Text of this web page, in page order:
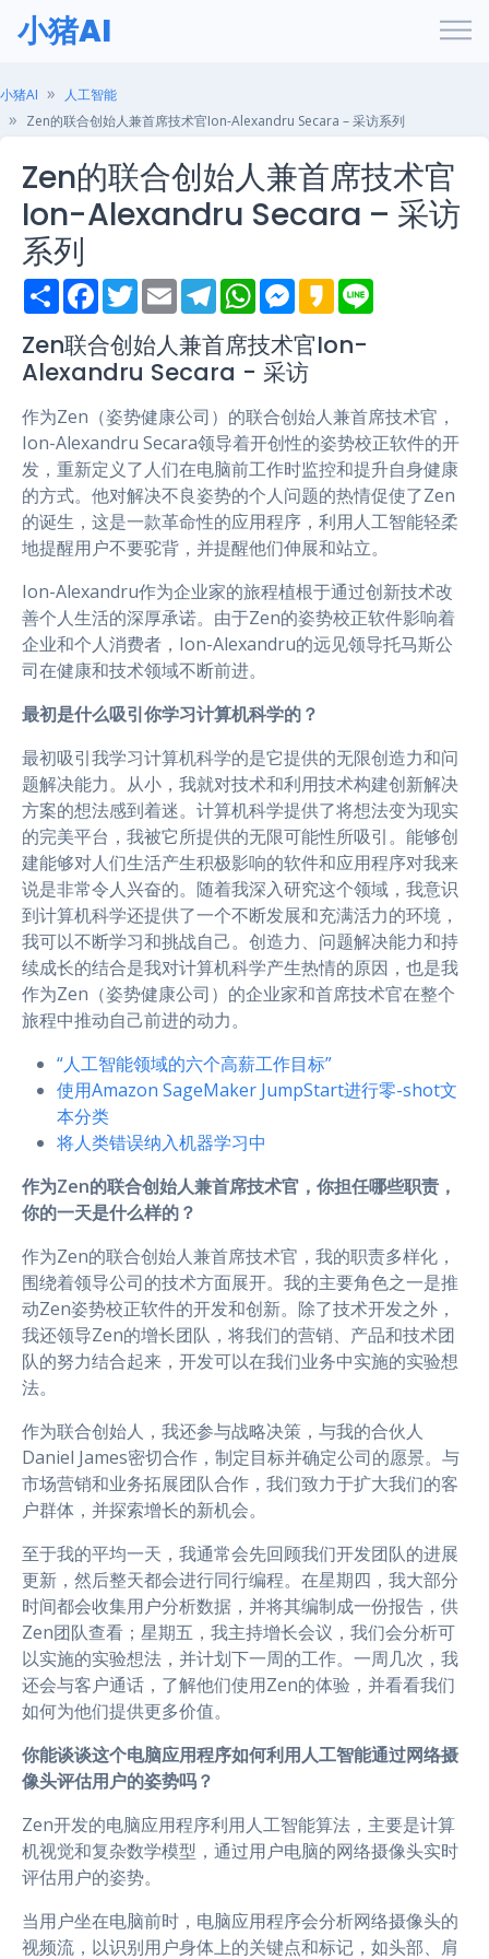
小猪AI
小猪AI
人工智能
Zen的联合创始人兼首席技术官Ion-Alexandru Secara – 采访系列
Zen的联合创始人兼首席技术官
Ion-Alexandru Secara – 采访
系列
S
h
r
e
F
a
e
b
o
k
T
w
t
t
e
E
m
i
l
T
e
e
g
r
m
W
h
t
s
A
p
M
e
s
e
n
e
r
K
a
a
o
Zen联合创始人兼首席技术官Ion-
Alexandru Secara - 采访
作为Zen（姿势健康公司）的联合创始人兼首席技术官，
Ion-Alexandru Secara领导着开创性的姿势校正软件的开
发，重新定义了人们在电脑前工作时监控和提升自身健康
的方式。他对解决不良姿势的个人问题的热情促使了Zen
的诞生，这是一款革命性的应用程序，利用人工智能轻柔
地提醒用户不要驼背，并提醒他们伸展和站立。
Ion-Alexandru作为企业家的旅程植根于通过创新技术改
善个人生活的深厚承诺。由于Zen的姿势校正软件影响着
企业和个人消费者，Ion-Alexandru的远见领导托马斯公
司在健康和技术领域不断前进。
最初是什么吸引你学习计算机科学的？
最初吸引我学习计算机科学的是它提供的无限创造力和问
题解决能力。从小，我就对技术和利用技术构建创新解决
方案的想法感到着迷。计算机科学提供了将想法变为现实
的完美平台，我被它所提供的无限可能性所吸引。能够创
建能够对人们生活产生积极影响的软件和应用程序对我来
说是非常令人兴奋的。随着我深入研究这个领域，我意识
到计算机科学还提供了一个不断发展和充满活力的环境，
我可以不断学习和挑战自己。创造力、问题解决能力和持
续成长的结合是我对计算机科学产生热情的原因，也是我
作为Zen（姿势健康公司）的企业家和首席技术官在整个
旅程中推动自己前进的动力。
“人工智能领域的六个高薪工作目标”
使用Amazon SageMaker JumpStart进行零-shot文
本分类
将人类错误纳入机器学习中
作为Zen的联合创始人兼首席技术官，你担任哪些职责，
你的一天是什么样的？
作为Zen的联合创始人兼首席技术官，我的职责多样化，
围绕着领导公司的技术方面展开。我的主要角色之一是推
动Zen姿势校正软件的开发和创新。除了技术开发之外，
我还领导Zen的增长团队，将我们的营销、产品和技术团
队的努力结合起来，开发可以在我们业务中实施的实验想
法。
作为联合创始人，我还参与战略决策，与我的合伙人
Daniel James密切合作，制定目标并确定公司的愿景。与
市场营销和业务拓展团队合作，我们致力于扩大我们的客
户群体，并探索增长的新机会。
至于我的平均一天，我通常会先回顾我们开发团队的进展
更新，然后整天都会进行同行编程。在星期四，我大部分
时间都会收集用户分析数据，并将其编制成一份报告，供
Zen团队查看；星期五，我主持增长会议，我们会分析可
以实施的实验想法，并计划下一周的工作。一周几次，我
还会与客户通话，了解他们使用Zen的体验，并看看我们
如何为他们提供更多价值。
你能谈谈这个电脑应用程序如何利用人工智能通过网络摄
像头评估用户的姿势吗？
Zen开发的电脑应用程序利用人工智能算法，主要是计算
机视觉和复杂数学模型，通过用户电脑的网络摄像头实时
评估用户的姿势。
当用户坐在电脑前时，电脑应用程序会分析网络摄像头的
视频流，以识别用户身体上的关键点和标记，如头部、肩